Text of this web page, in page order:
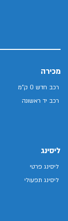
מכירה
רכב חדש 0 ק"מ
רכב יד ראשונה
ליסינג
ליסינג פרטי
ליסינג תפעולי